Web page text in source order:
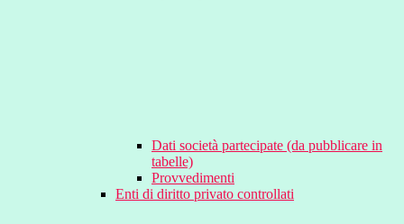
Dati società partecipate (da pubblicare in
tabelle)
Provvedimenti
Enti di diritto privato controllati